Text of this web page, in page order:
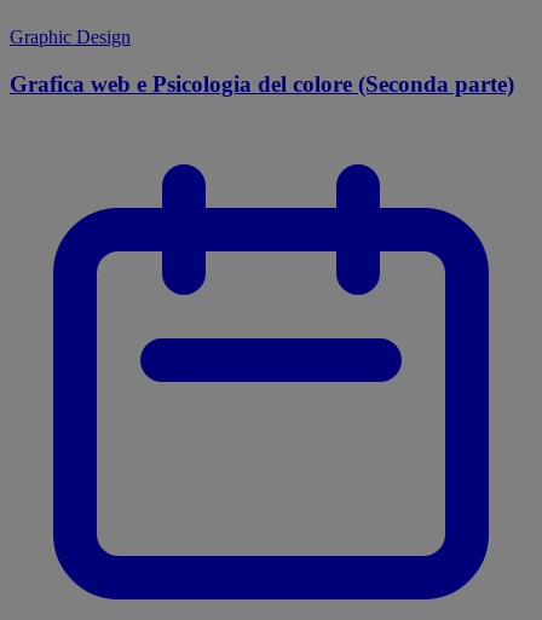
Graphic Design
Grafica web e Psicologia del colore (Seconda parte)